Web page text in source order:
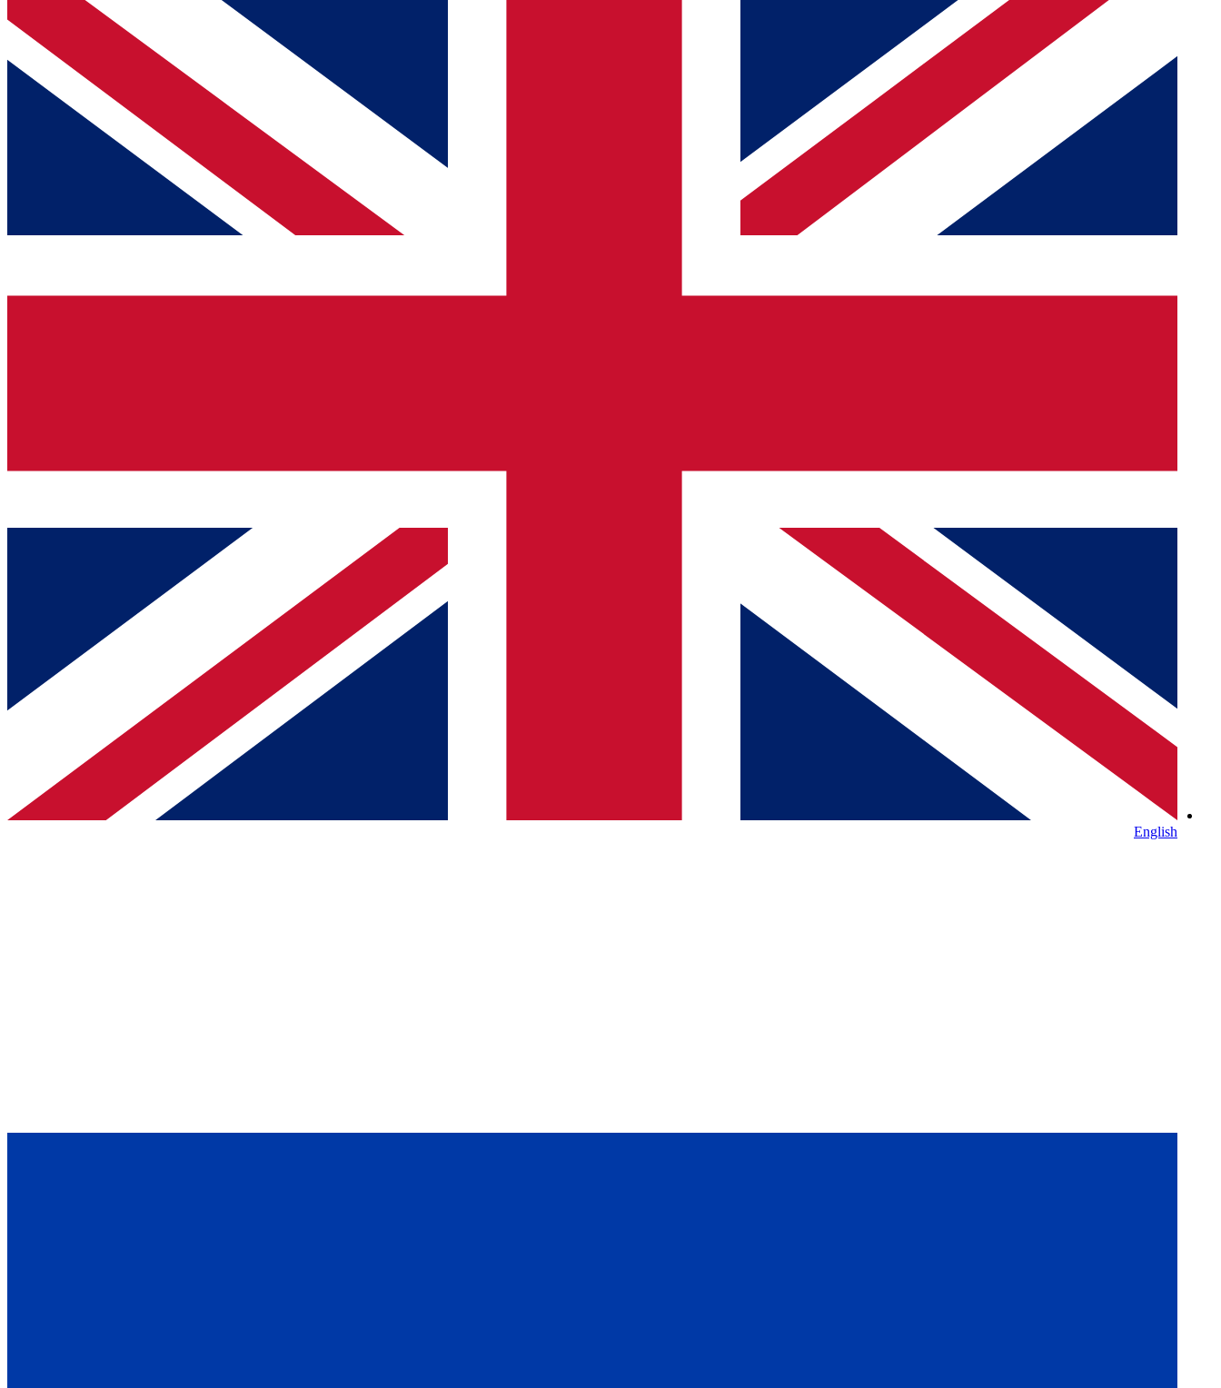
English